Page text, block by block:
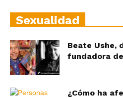
Sexualidad
Beate Ushe,
fundadora
¿Cómo ha